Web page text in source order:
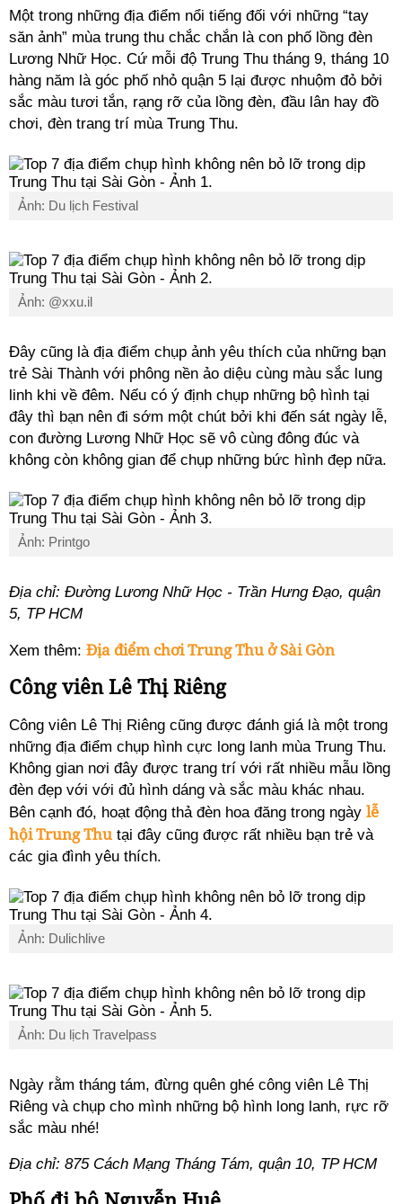
Một trong những địa điểm nổi tiếng đối với những “tay
săn ảnh” mùa trung thu chắc chắn là con phố lồng đèn
Lương Nhữ Học. Cứ mỗi độ Trung Thu tháng 9, tháng 10
hàng năm là góc phố nhỏ quận 5 lại được nhuộm đỏ bởi
sắc màu tươi tắn, rạng rỡ của lồng đèn, đầu lân hay đồ
chơi, đèn trang trí mùa Trung Thu.
Ảnh: Du lịch Festival
Ảnh: @xxu.il
Đây cũng là địa điểm chụp ảnh yêu thích của những bạn
trẻ Sài Thành với phông nền ảo diệu cùng màu sắc lung
linh khi về đêm. Nếu có ý định chụp những bộ hình tại
đây thì bạn nên đi sớm một chút bởi khi đến sát ngày lễ,
con đường Lương Nhữ Học sẽ vô cùng đông đúc và
không còn không gian để chụp những bức hình đẹp nữa.
Ảnh: Printgo
Địa chỉ: Đường Lương Nhữ Học - Trần Hưng Đạo, quận
5, TP HCM
Xem thêm: Địa điểm chơi Trung Thu ở Sài Gòn
Công viên Lê Thị Riêng
Công viên Lê Thị Riêng cũng được đánh giá là một trong
những địa điểm chụp hình cực long lanh mùa Trung Thu.
Không gian nơi đây được trang trí với rất nhiều mẫu lồng
đèn đẹp với với đủ hình dáng và sắc màu khác nhau.
Bên cạnh đó, hoạt động thả đèn hoa đăng trong ngày lễ
hội Trung Thu tại đây cũng được rất nhiều bạn trẻ và
các gia đình yêu thích.
Ảnh: Dulichlive
Ảnh: Du lịch Travelpass
Ngày rằm tháng tám, đừng quên ghé công viên Lê Thị
Riêng và chụp cho mình những bộ hình long lanh, rực rỡ
sắc màu nhé!
Địa chỉ: 875 Cách Mạng Tháng Tám, quận 10, TP HCM